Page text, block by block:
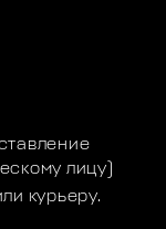
лицу)
курьеру.